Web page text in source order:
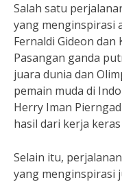
Salah satu
yang menginspirasi
Fernaldi Gideon dan
Pasangan ganda
juara dunia dan
pemain muda di
Herry Iman
hasil dari kerja
Selain itu,
yang menginspirasi